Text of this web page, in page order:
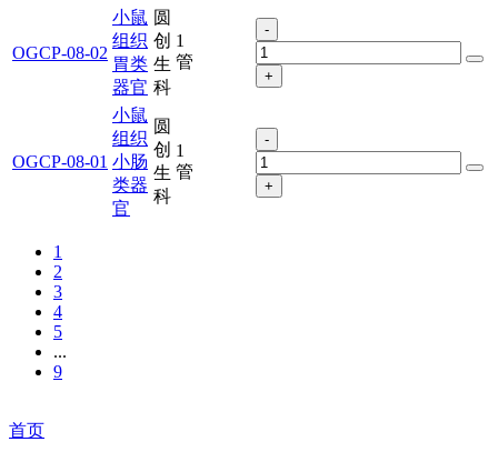
OGCP-08-02
小鼠
组织
胃类
器官
圆
创
生
科
1
管
-
+
OGCP-08-01
小鼠
组织
小肠
类器
官
圆
创
生
科
1
管
-
+
1
2
3
4
5
...
9
首页